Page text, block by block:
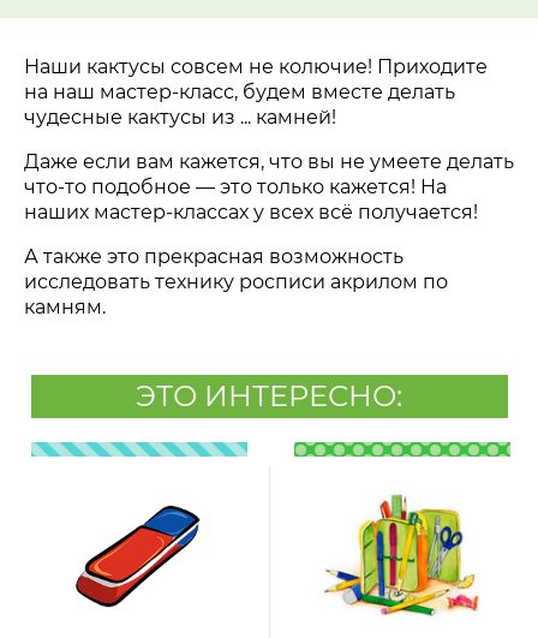
Наши кактусы совсем не колючие! Приходите
на наш мастер-класс, будем вместе делать
чудесные кактусы из ... камней!
Даже если вам кажется, что вы не умеете делать
что-то подобное — это только кажется! На
наших мастер-классах у всех всё получается!
А также это прекрасная возможность
исследовать технику росписи акрилом по
камням.
ЭТО ИНТЕРЕСНО: